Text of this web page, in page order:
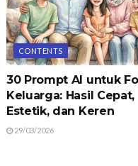
CONTENTS
30 Prompt AI untuk
Keluarga: Hasil Cepat,
Estetik, dan Keren
29/03/2026